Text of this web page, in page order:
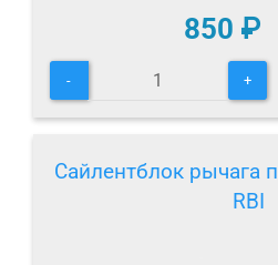
850 ₽
- +
Сайлентблок рычага
RBI